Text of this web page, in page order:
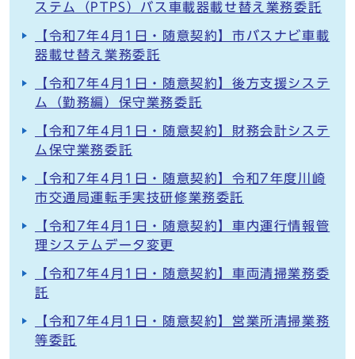
ステム（PTPS）バス車載器載せ替え業務委託
【令和7年4月1日・随意契約】市バスナビ車載
器載せ替え業務委託
【令和7年4月1日・随意契約】後方支援システ
ム（勤務編）保守業務委託
【令和7年4月1日・随意契約】財務会計システ
ム保守業務委託
【令和7年4月1日・随意契約】令和7年度川崎
市交通局運転手実技研修業務委託
【令和7年4月1日・随意契約】車内運行情報管
理システムデータ変更
【令和7年4月1日・随意契約】車両清掃業務委
託
【令和7年4月1日・随意契約】営業所清掃業務
等委託